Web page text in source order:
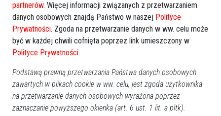
w tym Jana Himilsbacha, czyli polskiego aktora, pisarza
i scenarzysty oraz znanego polskiego serialu „Ranczo".
Wyprawa na Ptaki – kolejna atrakcja polegająca na
obserwowaniu ptasiego życia.
Więcej inspiracji na podróże po Mazowszu można znaleźć w
przewodnikach, których współautorem jest Grzegorz Hubert
Gerek – w „25 mikrowypraw po Mazowszu" i „Mazowsze nad
wodą". To zbiór atrakcji i miejsc, które można odwiedzić
partnerów. Więcej informacji związanych z przetwarzaniem
danych osobowych znajdą Państwo w naszej Polityce
Prywatności. Zgoda na przetwarzanie danych w ww. celu może
być w każdej chwili cofnięta poprzez link umieszczony w
Polityce Prywatności.
Podstawą prawną przetwarzania Państwa danych osobowych
zawartych w plikach cookie w ww. celu, jest zgoda użytkownika
na przetwarzanie danych osobowych wyrażona poprzez
zaznaczanie powyższego okienka (art. 6 ust. 1 lit. a pltk).